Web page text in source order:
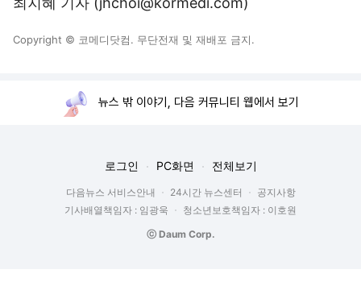
Copyright © 코메디닷컴. 무단전재 및 재배포 금지.
뉴스 밖 이야기, 다음 커뮤니티 웹에서 보기
로그인 PC화면 전체보기
다음뉴스 서비스안내 24시간 뉴스센터
공지사항
기사배열책임자 : 임광욱
청소년보호책임자 : 이호원
ⓒ Daum Corp.